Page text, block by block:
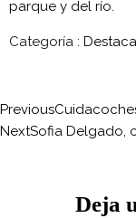
parque y del río.
Categoría :
Previous
NextSofia Delgado,
Deja